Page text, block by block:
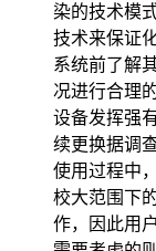
染的技术模
技术来保证
系统前了解
况进行合理
设备发挥强
续更换据调
使用过程中
校大范围下
作，因此用